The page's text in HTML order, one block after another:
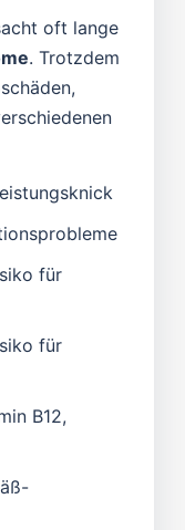
oft lange
. Trotzdem
für
für
B12,